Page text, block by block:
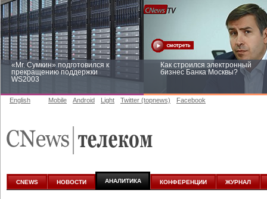
«Mr. Сумкин» подготовился к
прекращению поддержки
WS2003
Как строился электронный
бизнес Банка Москвы?
аналитике
English Mobile Android Light Twitter (topnews) Facebook
CNEWS НОВОСТИ АНАЛИТИКА КОНФЕРЕНЦИИ ЖУРНАЛ